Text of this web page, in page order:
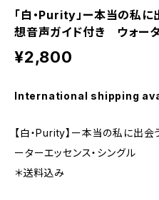
「白・Purity」ー本当の私
想音声ガイド付き ウォータ
¥2,800
International shipping
【白・Purity】ー本当の私に出
ーターエッセンス・シングル
＊送料込み